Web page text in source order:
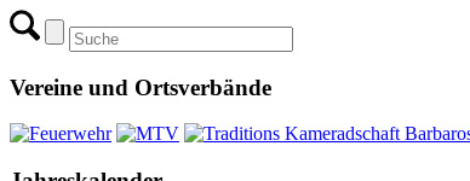
Vereine und Ortsverbände